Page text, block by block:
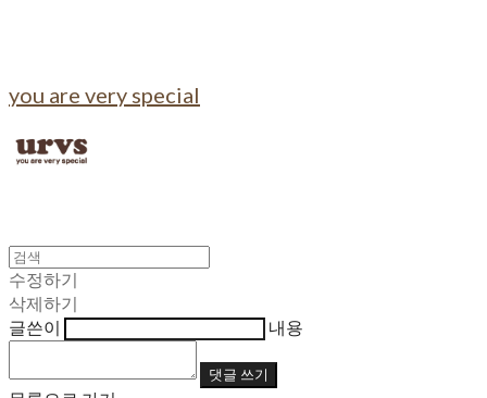
you are very special
수정하기
삭제하기
글쓴이
내용
댓글 쓰기